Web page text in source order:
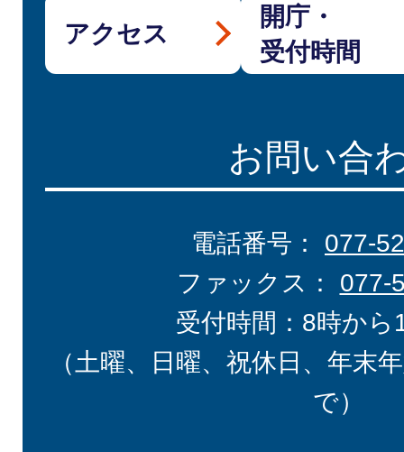
アクセス
開庁・
受付時間
お問い合
電話番号： 077-
ファックス： 077-
受付時間：8時から
（土曜、日曜、祝休日、年末
で）